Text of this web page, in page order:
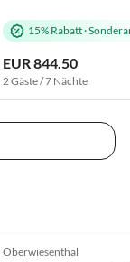
15% Rabatt·
EUR 844.50
2 Gäste / 7 Nächte
Oberwiesenthal